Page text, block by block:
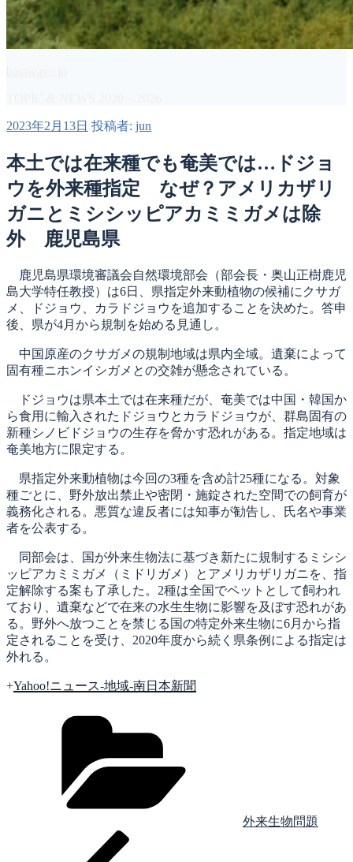
投
日:
2023年2月13日 投稿者: jun
本土では在来種でも奄美では…ドジョ
ウを外来種指定 なぜ？アメリカザリ
ガニとミシシッピアカミミガメは除
外 鹿児島県
鹿児島県環境審議会自然環境部会（部会長・奥山正樹鹿児
島大学特任教授）は6日、県指定外来動植物の候補にクサガ
メ、ドジョウ、カラドジョウを追加することを決めた。答申
後、県が4月から規制を始める見通し。
中国原産のクサガメの規制地域は県内全域。遺棄によって
固有種ニホンイシガメとの交雑が懸念されている。
ドジョウは県本土では在来種だが、奄美では中国・韓国か
ら食用に輸入されたドジョウとカラドジョウが、群島固有の
新種シノビドジョウの生存を脅かす恐れがある。指定地域は
奄美地方に限定する。
県指定外来動植物は今回の3種を含め計25種になる。対象
種ごとに、野外放出禁止や密閉・施錠された空間での飼育が
義務化される。悪質な違反者には知事が勧告し、氏名や事業
者を公表する。
同部会は、国が外来生物法に基づき新たに規制するミシシ
ッピアカミミガメ（ミドリガメ）とアメリカザリガニを、指
定解除する案も了承した。2種は全国でペットとして飼われ
ており、遺棄などで在来の水生生物に影響を及ぼす恐れがあ
る。野外へ放つことを禁じる国の特定外来生物に6月から指
定されることを受け、2020年度から続く県条例による指定は
外れる。
+Yahoo!ニュース-地域-南日本新聞
外来生物問題